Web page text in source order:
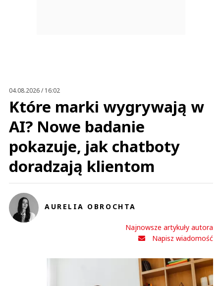
04.08.2026 / 16:02
Które marki wygrywają w
AI? Nowe badanie
pokazuje, jak chatboty
doradzają klientom
AURELIA OBROCHTA
Najnowsze artykuły autora
Napisz wiadomość